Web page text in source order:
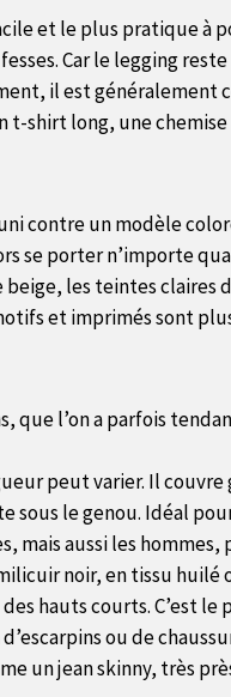
et le plus pratique à
Car le legging
il est généralement
t-shirt long, une
contre un modèle
se porter n’importe
les teintes claires
et imprimés sont
que l’on a parfois
peut varier. Il
le genou. Idéal
aussi les
noir, en tissu
hauts courts. C’est
ou de
un jean skinny, très